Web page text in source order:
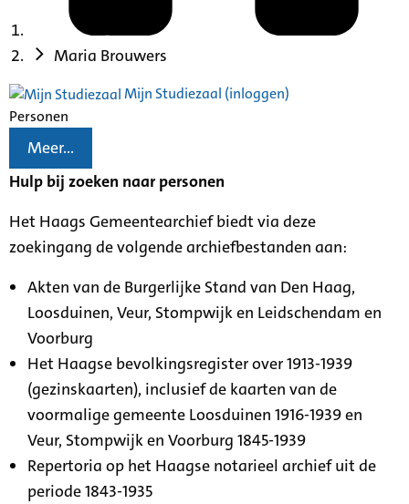
Maria Brouwers
Mijn Studiezaal (inloggen)
Personen
Meer...
Hulp bij zoeken naar personen
Het Haags Gemeentearchief biedt via deze
zoekingang de volgende archiefbestanden aan:
Akten van de Burgerlijke Stand van Den Haag,
Loosduinen, Veur, Stompwijk en Leidschendam en
Voorburg
Het Haagse bevolkingsregister over 1913-1939
(gezinskaarten), inclusief de kaarten van de
voormalige gemeente Loosduinen 1916-1939 en
Veur, Stompwijk en Voorburg 1845-1939
Repertoria op het Haagse notarieel archief uit de
periode 1843-1935